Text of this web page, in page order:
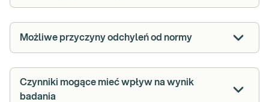
Możliwe przyczyny odchyleń od normy
Czynniki mogące mieć wpływ na wynik
badania